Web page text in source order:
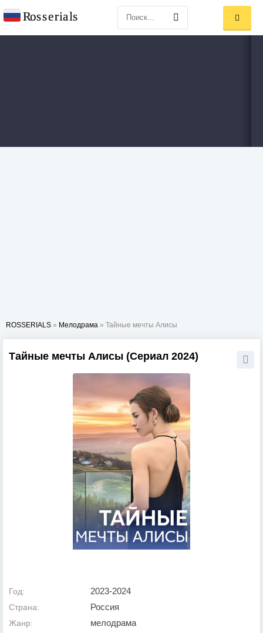
ROSSERIALS » Мелодрама » Тайные мечты Алисы
Тайные мечты Алисы (Сериал 2024)
Год: 2023-2024
Страна: Россия
Жанр: мелодрама